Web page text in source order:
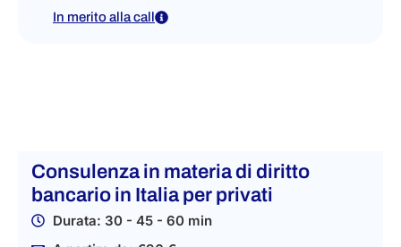
In merito alla call
Consulenza in materia di diritto
bancario in Italia per privati
Durata: 30 - 45 - 60 min